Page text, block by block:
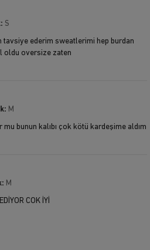
S
tavsiye ederim sweatlerimi hep burdan
oldu oversize zaten
M
bunun kalıbı çok kötü kardeşime aldım
M
COK İYİ